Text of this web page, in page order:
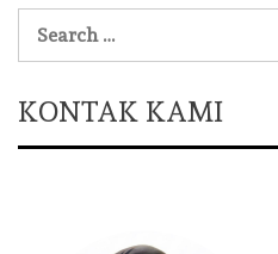
for:
KONTAK KAMI